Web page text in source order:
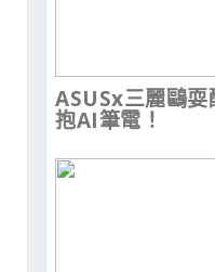
ASUSx三麗鷗
抱AI筆電！